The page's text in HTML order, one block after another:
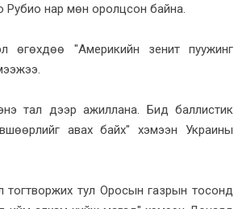
нар мөн оролцсон байна.
өгөхдөө "Америкийн зенит пуужинг
тал дээр ажиллана. Бид баллистик
авах байх" хэмээн Украины
тул Оросын газрын тосонд